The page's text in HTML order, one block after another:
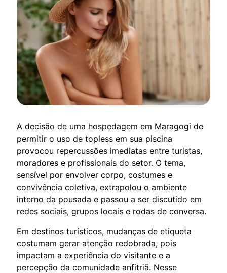
A decisão de uma hospedagem em Maragogi de
permitir o uso de topless em sua piscina
provocou repercussões imediatas entre turistas,
moradores e profissionais do setor. O tema,
sensível por envolver corpo, costumes e
convivência coletiva, extrapolou o ambiente
interno da pousada e passou a ser discutido em
redes sociais, grupos locais e rodas de conversa.
Em destinos turísticos, mudanças de etiqueta
costumam gerar atenção redobrada, pois
impactam a experiência do visitante e a
percepção da comunidade anfitriã. Nesse